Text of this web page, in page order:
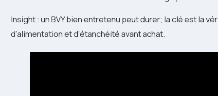
Insight : un BVY bien entretenu peut durer; la clé est la
d’alimentation et d’étanchéité avant achat.